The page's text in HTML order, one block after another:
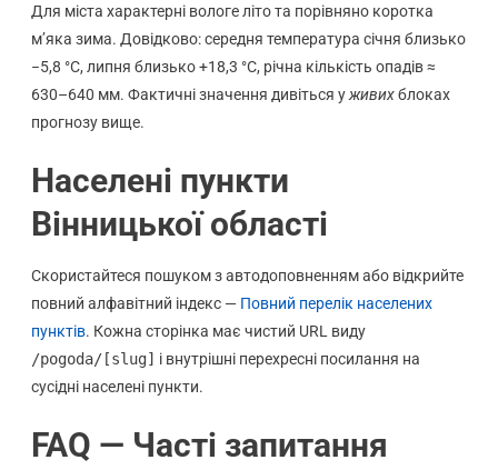
Для міста характерні вологе літо та порівняно коротка
м’яка зима. Довідково: середня температура січня близько
−5,8 °C, липня близько +18,3 °C, річна кількість опадів ≈
630–640 мм. Фактичні значення дивіться уживихблоках
прогнозу вище.
Населені пункти
Вінницької області
Скористайтеся пошуком з автодоповненням або відкрийте
повний алфавітний індекс — Повний перелік населених
пунктів. Кожна сторінка має чистий URL виду
/pogoda/[slug] і внутрішні перехресні посилання на
сусідні населені пункти.
FAQ — Часті запитання